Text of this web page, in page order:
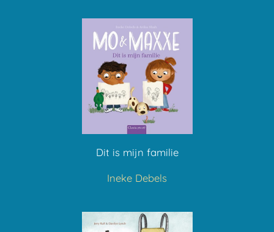
Dit is mijn familie
Ineke Debels